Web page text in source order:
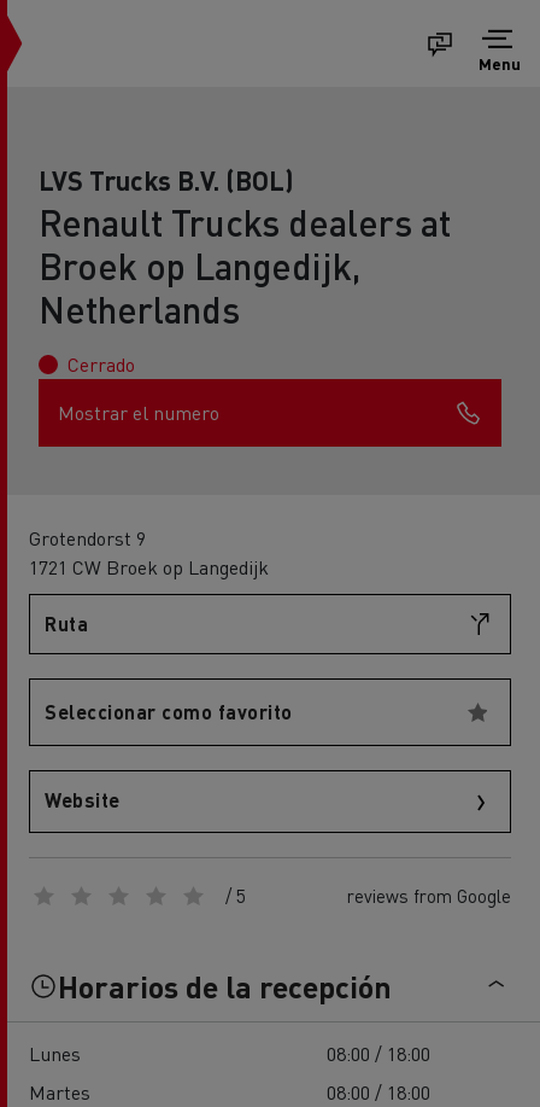
Menu
LVS Trucks B.V. (BOL)
Renault Trucks dealers at
Broek op Langedijk,
Netherlands
Cerrado
Mostrar el numero
Grotendorst 9
1721 CW Broek op Langedijk
Ruta
Seleccionar como favorito
Website
/ 5 reviews from Google
Horarios de la recepción
Lunes
08:00 / 18:00
Martes
08:00 / 18:00